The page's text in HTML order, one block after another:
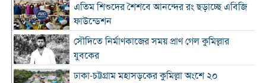
এতিম শিশুদের শৈশবে আনন্দের রং ছড়াচ্ছে এবিজি
ফাউন্ডেশন
সৌদিতে নির্মাণকাজের সময় প্রাণ গেল কুমিল্লার
যুবকের
ঢাকা-চট্টগ্রাম মহাসড়কের কুমিল্লা অংশে ২০